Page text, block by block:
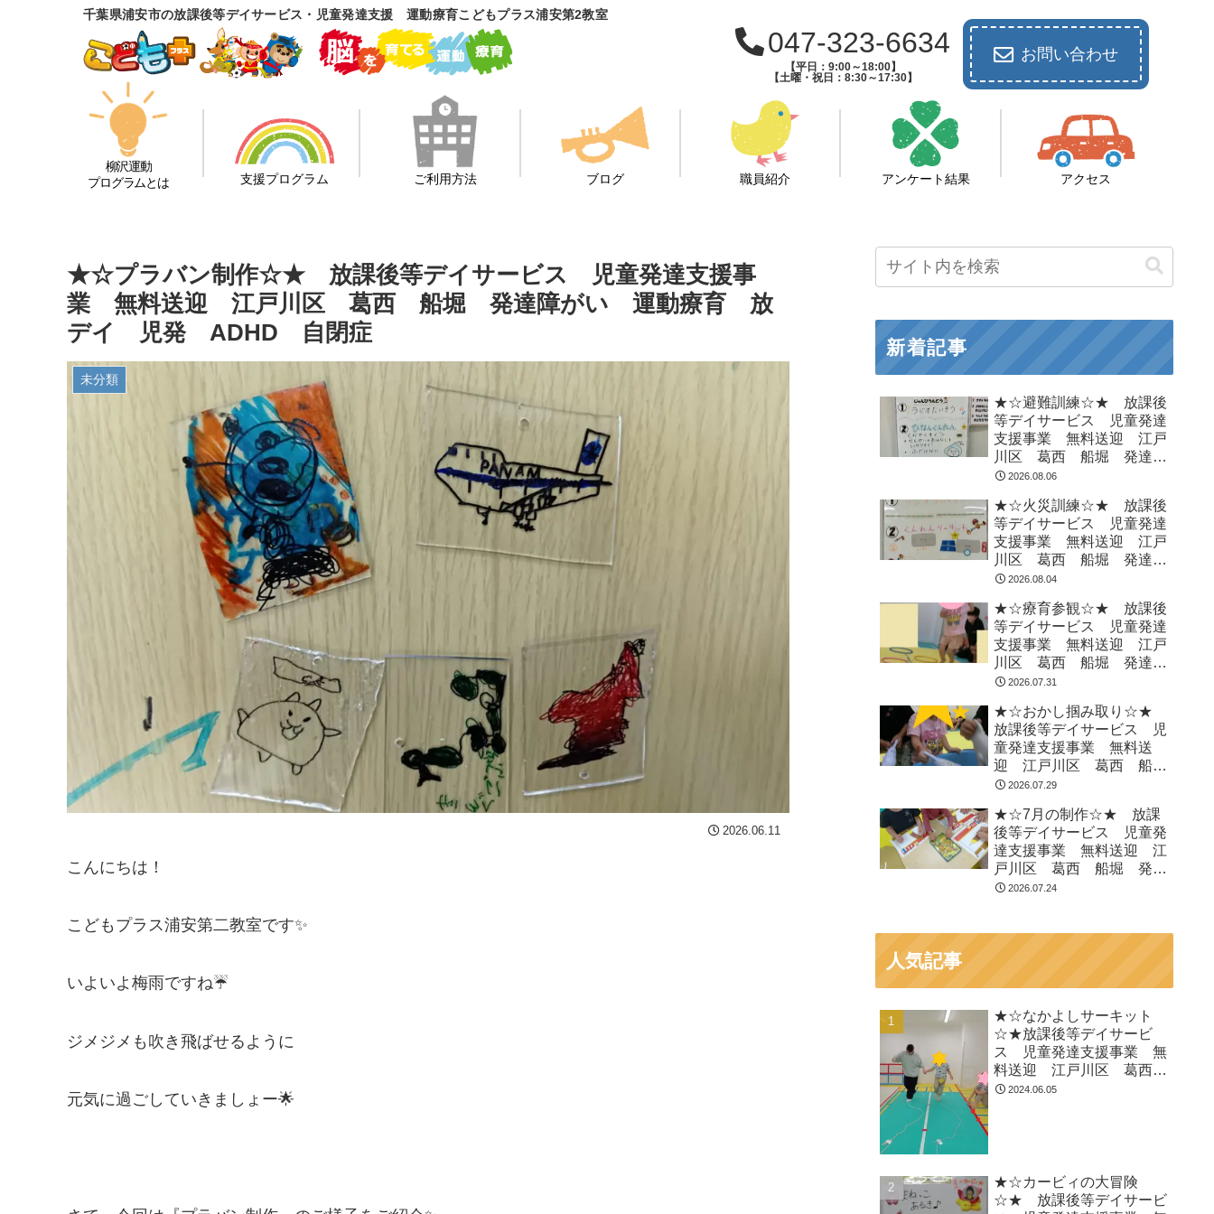
千葉県浦安市の放課後等デイサービス・児童発達支援 運動療育こどもプラス浦安第2教室
047-323-6634
【平日：9:00～18:00】
【土曜・祝日：8:30～17:30】
お問い合わせ
柳沢運動
プログラムとは
支援プログラム ご利用方法 ブログ 職員紹介 アンケート結果 アクセス
★☆プラバン制作☆★ 放課後等デイサービス 児童発達支援事
業 無料送迎 江戸川区 葛西 船堀 発達障がい 運動療育 放
デイ 児発 ADHD 自閉症
未分類
2026.06.11
こんにちは！
こどもプラス浦安第二教室です✨
いよいよ梅雨ですね☔
ジメジメも吹き飛ばせるように
元気に過ごしていきましょー🌟
新着記事
★☆避難訓練☆★ 放課後
等デイサービス 児童発達
支援事業 無料送迎 江戸
川区 葛西 船堀 発達障
がい 運動療育 放デイ
2026.08.06
★☆火災訓練☆★ 放課後
等デイサービス 児童発達
支援事業 無料送迎 江戸
川区 葛西 船堀 発達障
がい 運動療育 放デイ
2026.08.04
★☆療育参観☆★ 放課後
等デイサービス 児童発達
支援事業 無料送迎 江戸
川区 葛西 船堀 発達障
がい 運動療育 放デイ
2026.07.31
★☆おかし掴み取り☆★
放課後等デイサービス 児
童発達支援事業 無料送
迎 江戸川区 葛西 船
堀 発達障がい 運動療
ADHD 自閉症
2026.07.29
★☆7月の制作☆★ 放課
後等デイサービス 児童発
達支援事業 無料送迎 江
戸川区 葛西 船堀 発達
障がい 運動療育 放デ
2026.07.24
人気記事
★☆なかよしサーキット
☆★放課後等デイサービ
ス 児童発達支援事業 無
料送迎 江戸川区 葛西
船堀 発達障がい 運動療
2024.06.05
★☆カービィの大冒険
☆★ 放課後等デイサービ